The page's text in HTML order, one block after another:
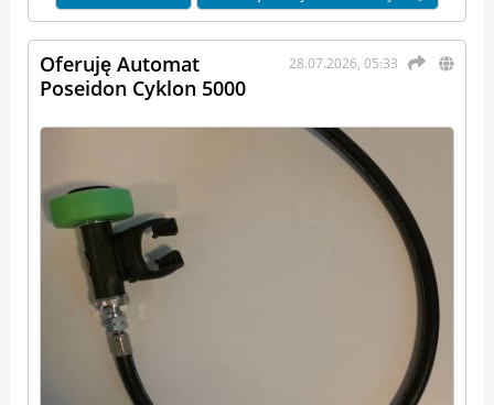
28.07.2026, 05:33
Oferuję Automat
Poseidon Cyklon 5000